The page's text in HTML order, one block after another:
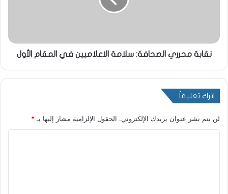
نقابة محرري الصحافة: سلامة الاعلاميين في المقام الأول
اترك تعليقاً
لن يتم نشر عنوان بريدك الإلكتروني. الحقول الإلزامية مشار إليها بـ*